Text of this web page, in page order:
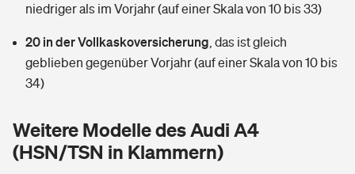
Sie haben Fragen?
Restkreditversicherung
Zur Übersicht
Hochwasser-Check: Wie gefährdet ist Ihr Haus?
Pferdehalter-Haftpflicht
Private Cyberversicherung
Wer versichert was: Jetzt Versicherer finden
Sie haben Fragen?
Rentenrechner: Wie viel Geld bekomme ich im Alter?
niedriger als im Vorjahr (auf einer Skala von 10 bis 33)
20 in der Vollkaskoversicherung das ist gleich
geblieben gegenüber Vorjahr (auf einer Skala von 10 bis
34)
Weitere Modelle des Audi A4
(HSN/TSN in Klammern)